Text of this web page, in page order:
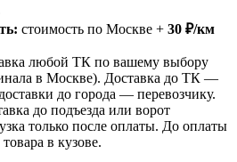
стоимость по Москве + 30 ₽/км
любой ТК по вашему выбору
в Москве). Доставка до ТК —
до города — перевозчику.
до подъезда или ворот
только после оплаты. До оплаты
в кузове.